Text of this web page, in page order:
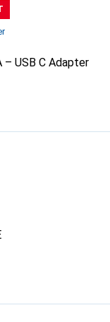
– USB C Adapter